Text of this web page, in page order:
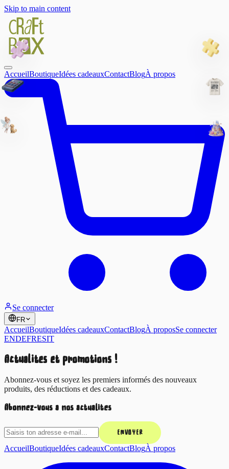
Skip to main content
AccueilBoutiqueIdées cadeauxContactBlogÀ propos
Se connecter
FR
AccueilBoutiqueIdées cadeauxContactBlogÀ proposSe connecter
ENDEFRESIT
Actualités et promotions !
Abonnez-vous et soyez les premiers informés des nouveaux
produits, des réductions et des cadeaux.
Abonnez-vous à nos actualités
ENVOYER
AccueilBoutiqueIdées cadeauxContactBlogÀ propos